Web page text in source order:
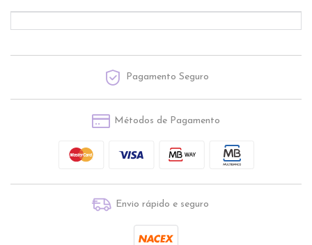
Pagamento Seguro
Métodos de Pagamento
Envio rápido e seguro